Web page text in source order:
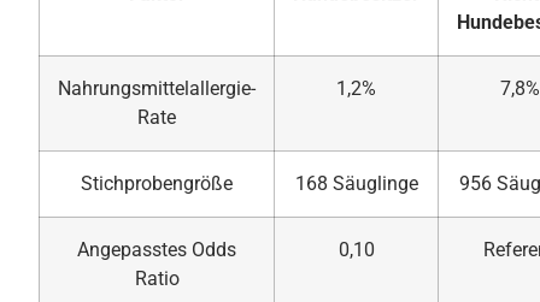
Nahrungsmittelallergie-
Rate
1,2% 7,8%
Stichprobengröße 168 Säuglinge 956
Angepasstes Odds
Ratio
0,10